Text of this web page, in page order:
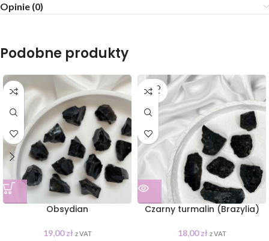
Opinie (0)
Podobne produkty
Obsydian
19,00zł z VAT
SOLD
OUT
Czarny turmalin (Brazylia)
18,00zł z VAT